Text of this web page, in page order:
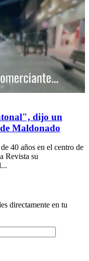
intendencia dejó caer la
dijo un
Maldonado
40 años en el centro de
Revista su
directamente en tu